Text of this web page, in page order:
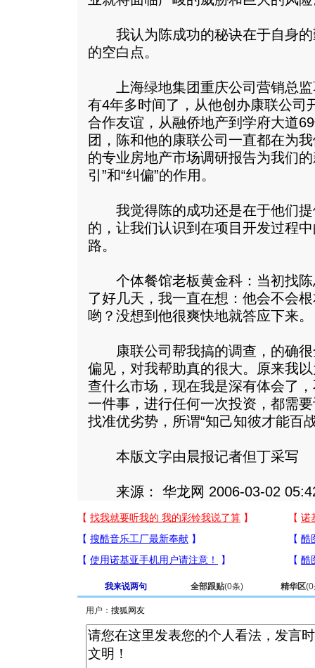
我认为陈成功的秘诀在于自身的
的空白点。
上海绿地集团重庆公司营销总监
有4年多时间了，从他创办康联公司
合作友谊，从融侨地产到学府大道
团，陈和他的康联公司一直都在为
的专业房地产市场调研报告为我们
引”和“纠偏”的作用。
我觉得陈的成功还是在于他们提
的，让我们认识到在项目开发过程
路。
个体餐馆老板黄金科：当初找陈
了好几天，我一直在想：他会不会
哟？没想到他很爽快地就答应下来。
康联公司帮我搞的调查，的确很
偏见，对我帮助真的很大。原来我
查什么市场，现在我是深有体会了
一件事，进行任何一次投资，都需
找准优劣势，所谓“知己知彼才能百
本版文字由晨报记者但丁采写
来源： 华龙网 2006-03-02
我来说两句 全部跟贴(0条) 精华区(0
用户：